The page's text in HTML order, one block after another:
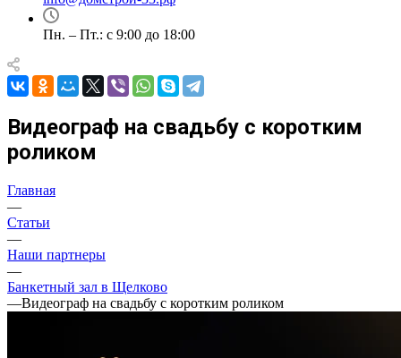
Пн. – Пт.: с 9:00 до 18:00
Видеограф на свадьбу с коротким
роликом
Главная
—
Статьи
—
Наши партнеры
—
Банкетный зал в Щелково
—Видеограф на свадьбу с коротким роликом